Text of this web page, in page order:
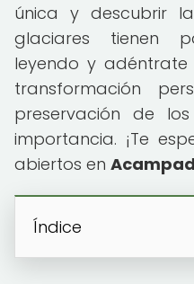
única y descubrir
glaciares tienen
leyendo y adéntrate
transformación
preservación de
importancia. ¡Te
abiertos en
Índice